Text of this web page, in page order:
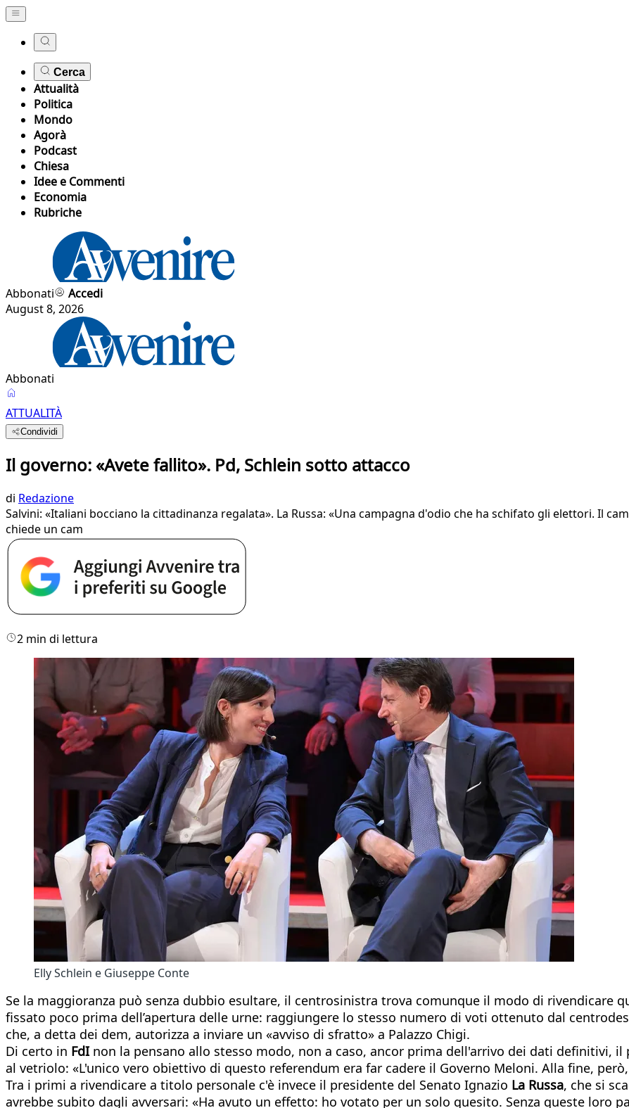
Cerca
Attualità
Politica
Mondo
Agorà
Podcast
Chiesa
Idee e Commenti
Economia
Rubriche
Abbonati
Accedi
August 8, 2026
Abbonati
ATTUALITÀ
Condividi
Il governo: «Avete fallito». Pd, Schlein sotto attacco
di Redazione
Salvini: «Italiani bocciano la cittadinanza regalata». La Russa: «Una campagna d'odio che ha schifato gli elettori. Il
chiede un cam
2 min di lettura
Elly Schlein e Giuseppe Conte
Se la maggioranza può senza dubbio esultare, il centrosinistra trova comunque il modo di rivendicare
fissato poco prima dell’apertura delle urne: raggiungere lo stesso numero di voti ottenuto dal
che, a detta dei dem, autorizza a inviare un «avviso di sfratto» a Palazzo Chigi.
Di certo in FdInon la pensano allo stesso modo, non a caso, ancor prima dell'arrivo dei dati definitivi,
al vetriolo: «L'unico vero obiettivo di questo referendum era far cadere il Governo Meloni. Alla fine,
Tra i primi a rivendicare a titolo personale c'è invece il presidente del Senato Ignazio La Russa, che si
avrebbe subito dagli avversari: «Ha avuto un effetto: ho votato per un solo quesito. Senza queste loro